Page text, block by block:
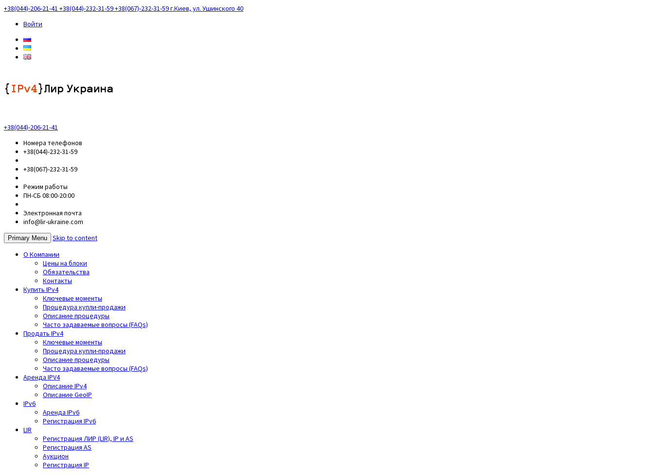
+38(044)-206-21-41 +38(044)-232-31-59+38(067)-232-31-59г.Киев, ул. Ушинского 40
Войти
+38(044)-206-21-41
Номера телефонов
+38(044)-232-31-59
+38(067)-232-31-59
Режим работы
ПН-СБ 08:00-20:00
Электронная почта
info@lir-ukraine.com
Primary Menu
Skip to content
О Компании
Цены на блоки
Обязательства
Контакты
Купить IPv4
Ключевые моменты
Процедура купли-продажи
Описание процедуры
Часто задаваемые вопросы (FAQs)
Продать IPv4
Ключевые моменты
Процедура купли-продажи
Описание процедуры
Часто задаваемые вопросы (FAQs)
Аренда IPV4
Описание IPv4
Описание GeoIP
IPv6
Аренда IPv6
Регистрация IPv6
LIR
Регистрация ЛИР (LIR), IP и AS
Регистрация AS
Аукцион
Регистрация IP